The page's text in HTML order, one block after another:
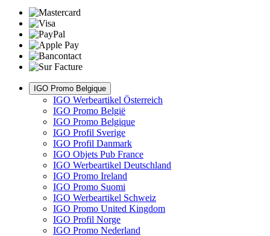
IGO Promo Belgique
IGO Werbeartikel Österreich
IGO Promo België
IGO Promo Belgique
IGO Profil Sverige
IGO Profil Danmark
IGO Objets Pub France
IGO Werbeartikel Deutschland
IGO Promo Ireland
IGO Promo Suomi
IGO Werbeartikel Schweiz
IGO Promo United Kingdom
IGO Profil Norge
IGO Promo Nederland